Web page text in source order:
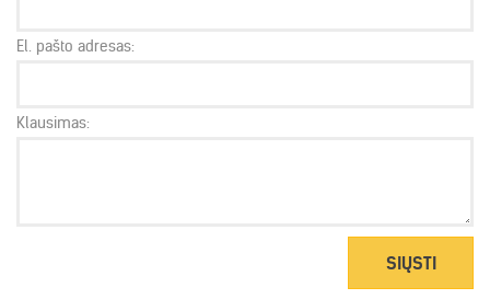
El. pašto adresas:
Klausimas:
SIŲSTI